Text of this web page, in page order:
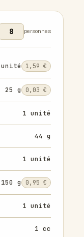
personnes
1,59 €
25 g 0,03 €
1 unité
44 g
1 unité
150 g 0,95 €
1 unité
1 cc